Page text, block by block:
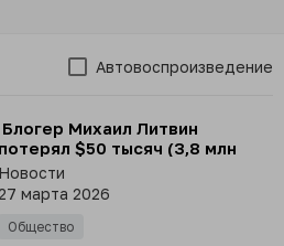
Автовоспроизведение
⁣ Блогер Михаил Литвин
потерял $50 тысяч (3,8 млн
рублей) при попытке вернуть
украденный аккаунт в соцсети
Новости
27 марта 2026
Общество